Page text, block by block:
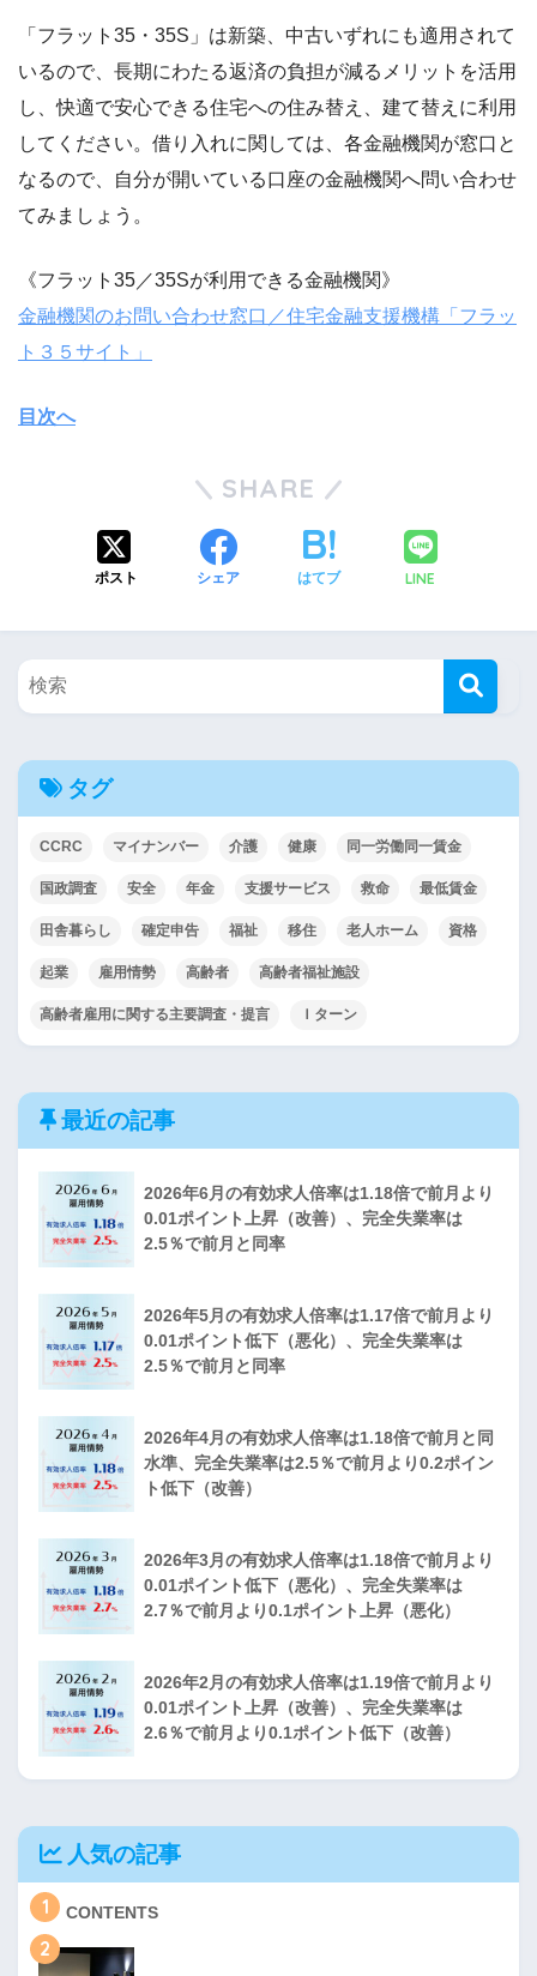
「フラット35・35S」は新築、中古いずれにも適用されて
いるので、長期にわたる返済の負担が減るメリットを活用
し、快適で安心できる住宅への住み替え、建て替えに利用
してください。借り入れに関しては、各金融機関が窓口と
なるので、自分が開いている口座の金融機関へ問い合わせ
てみましょう。
《フラット35／35Sが利用できる金融機関》
金融機関のお問い合わせ窓口／住宅金融支援機構「フラッ
ト３５サイト」
目次へ
SHARE
ポスト シェア はてブ LINE
タグ
CCRC マイナンバー 介護 健康 同一労働同一賃金
国政調査 安全 年金 支援サービス 救命 最低賃金
田舎暮らし 確定申告 福祉 移住 老人ホーム 資格
起業 雇用情勢 高齢者 高齢者福祉施設
高齢者雇用に関する主要調査・提言 Ｉターン
最近の記事
2026年6月の有効求人倍率は1.18倍で前月より
0.01ポイント上昇（改善）、完全失業率は
2.5％で前月と同率
2026年5月の有効求人倍率は1.17倍で前月より
0.01ポイント低下（悪化）、完全失業率は
2.5％で前月と同率
2026年4月の有効求人倍率は1.18倍で前月と同
水準、完全失業率は2.5％で前月より0.2ポイン
ト低下（改善）
2026年3月の有効求人倍率は1.18倍で前月より
0.01ポイント低下（悪化）、完全失業率は
2.7％で前月より0.1ポイント上昇（悪化）
2026年2月の有効求人倍率は1.19倍で前月より
0.01ポイント上昇（改善）、完全失業率は
2.6％で前月より0.1ポイント低下（改善）
人気の記事
1 CONTENTS
2